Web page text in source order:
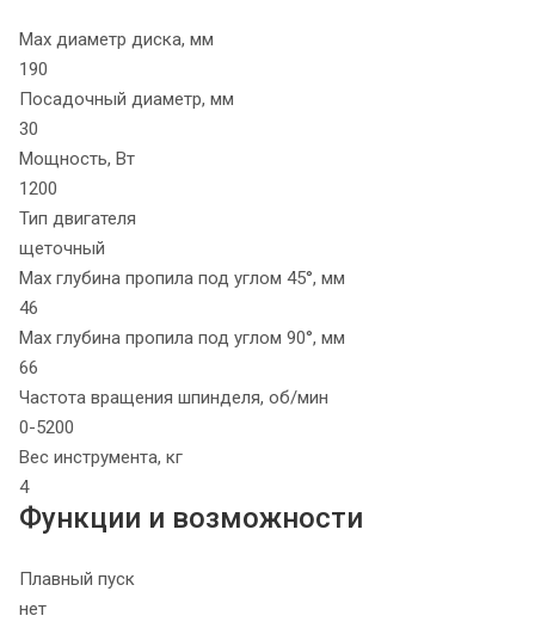
Max диаметр диска, мм
190
Посадочный диаметр, мм
30
Мощность, Вт
1200
Тип двигателя
щеточный
Max глубина пропила под углом 45°, мм
46
Max глубина пропила под углом 90°, мм
66
Частота вращения шпинделя, об/мин
0-5200
Вес инструмента, кг
4
Функции и возможности
Плавный пуск
нет